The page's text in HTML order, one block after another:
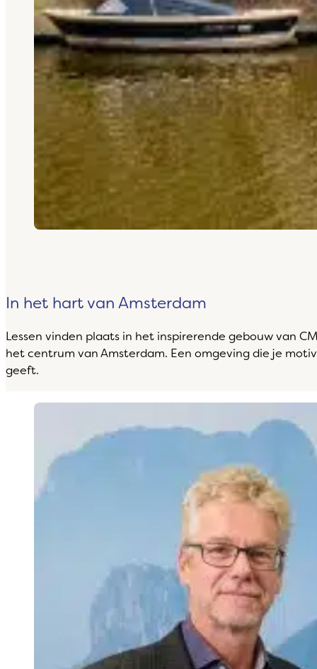
In het hart van Amsterdam
Lessen vinden plaats in het inspirerende gebouw van
het centrum van Amsterdam. Een omgeving die je
geeft.